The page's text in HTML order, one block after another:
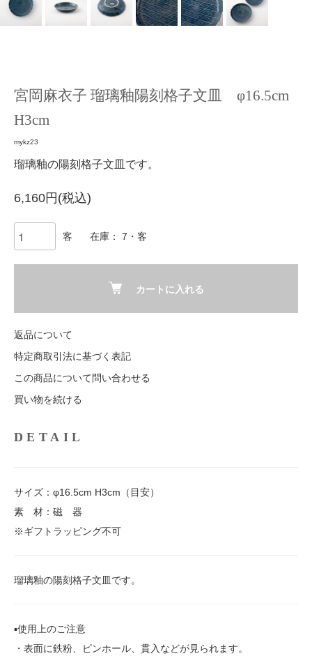
宮岡麻衣子 瑠璃釉陽刻格子文皿 φ16.5cm
H3cm
mykz23
瑠璃釉の陽刻格子文皿です。
6,160円(税込)
客 在庫： 7・客
カートに入れる
返品について
特定商取引法に基づく表記
この商品について問い合わせる
買い物を続ける
DETAIL
サイズ：φ16.5cm H3cm（目安）
素 材：磁 器
※ギフトラッピング不可
瑠璃釉の陽刻格子文皿です。
▪️使用上のご注意
・表面に鉄粉、ピンホール、貫入などが見られます。